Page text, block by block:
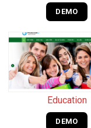
DEMO
Education
DEMO